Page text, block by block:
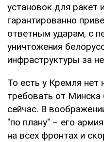
установок для ракет
гарантированно
ответным ударам, с
уничтожения
инфраструктуры за
То есть у Кремля нет
требовать от
сейчас. В
"по плану" – его
на всех фронтах и